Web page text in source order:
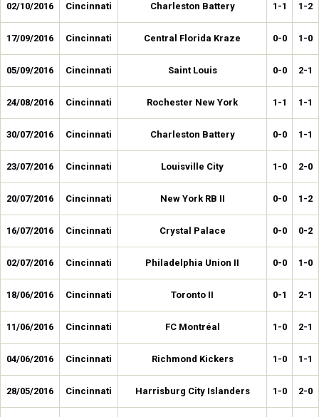
02/10/2016 Cincinnati Charleston Battery 1-1 1-2
17/09/2016 Cincinnati Central Florida Kraze 0-0 1-0
05/09/2016 Cincinnati Saint Louis 0-0 2-1
24/08/2016 Cincinnati Rochester New York 1-1 1-1
30/07/2016 Cincinnati Charleston Battery 0-0 1-1
23/07/2016 Cincinnati Louisville City 1-0 2-0
20/07/2016 Cincinnati New York RB II 0-0 1-2
16/07/2016 Cincinnati Crystal Palace 0-0 0-2
02/07/2016 Cincinnati Philadelphia Union II 0-0 1-0
18/06/2016 Cincinnati Toronto II 0-1 2-1
11/06/2016 Cincinnati FC Montréal 1-0 2-1
04/06/2016 Cincinnati Richmond Kickers 1-0 1-1
28/05/2016 Cincinnati Harrisburg City Islanders 1-0 2-0